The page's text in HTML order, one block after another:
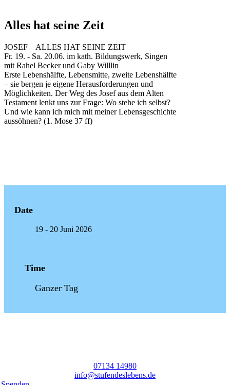
Alles hat seine Zeit
JOSEF – ALLES HAT SEINE ZEIT
Fr. 19. - Sa. 20.06. im kath. Bildungswerk, Singen
mit Rahel Becker und Gaby Willlin
Erste Lebenshälfte, Lebensmitte, zweite Lebenshälfte
– sie bergen je eigene Herausforderungen und
Möglichkeiten. Der Weg des Josef aus dem Alten
Testament lenkt uns zur Frage: Wo stehe ich selbst?
Und wie kann ich mich mit meiner Lebensgeschichte
aussöhnen? (1. Mose 37 ff)
Date
19 - 20 Juni 2026
Time
Ganzer Tag
07134 14980
info@stufendeslebens.de